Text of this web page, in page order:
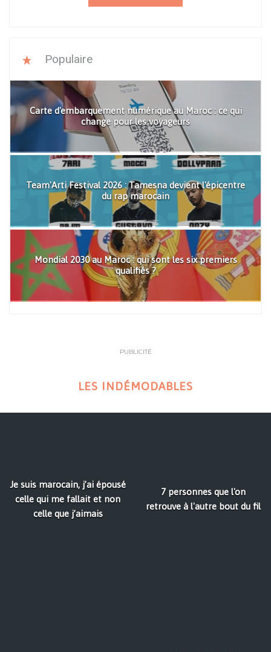
Populaire
Carte d'embarquement numérique au Maroc : ce qui
change pour les voyageurs
Team'Arti Festival 2026 : Tamesna devient l'épicentre
du rap marocain
Mondial 2030 au Maroc : qui sont les six premiers
qualifiés ?
PUBLICITÉ
LES INDÉMODABLES
Je suis marocain, j’ai épousé
celle qui me fallait et non
celle que j’aimais
7 personnes que l'on
retrouve à l'autre bout du fil